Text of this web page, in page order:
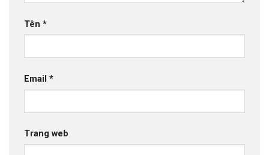
Tên *
Email *
Trang web